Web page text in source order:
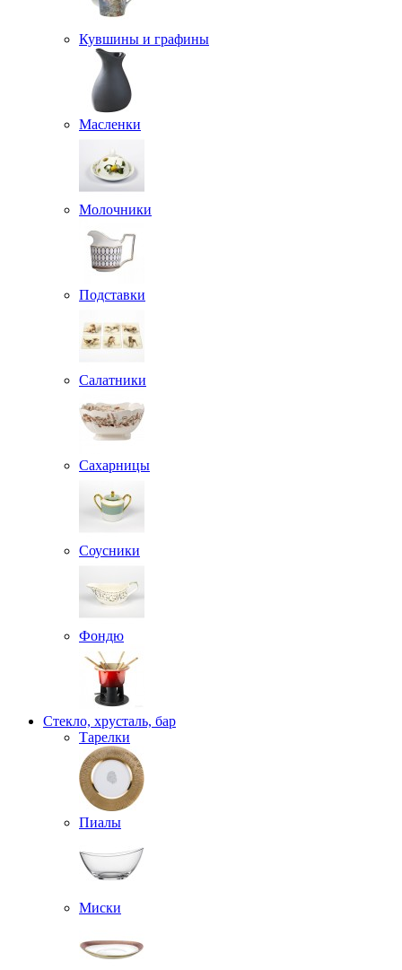
Кувшины и графины
Масленки
Молочники
Подставки
Салатники
Сахарницы
Соусники
Фондю
Стекло, хрусталь, бар
Тарелки
Пиалы
Миски